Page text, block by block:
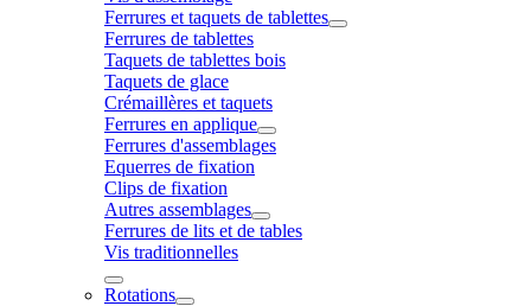
Ferrures et taquets de tablettes
Ferrures de tablettes
Taquets de tablettes bois
Taquets de glace
Crémaillères et taquets
Ferrures en applique
Ferrures d'assemblages
Equerres de fixation
Clips de fixation
Autres assemblages
Ferrures de lits et de tables
Vis traditionnelles
Rotations